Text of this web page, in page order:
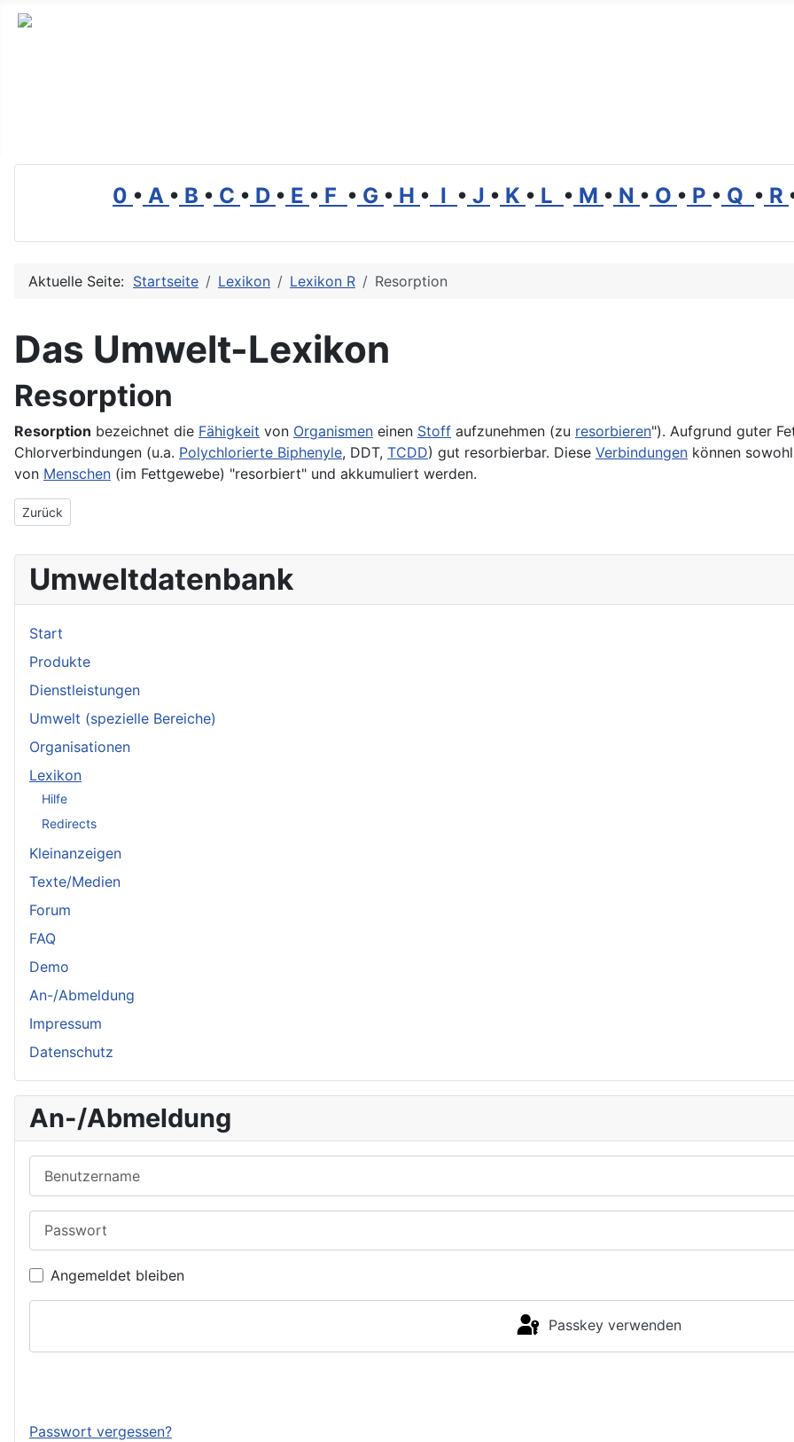
0 • A • B • C • D • E • F • G • H • I • J • K • L • M • N • O • P • Q • R
Aktuelle Seite: Startseite Lexikon Lexikon R Resorption
Das Umwelt-Lexikon
Resorption
Resorption bezeichnet die Fähigkeit von Organismen einen Stoff aufzunehmen (zu resorbieren"). Aufgrund guter
Chlorverbindungen (u.a. Polychlorierte Biphenyle, DDT, TCDD) gut resorbierbar. Diese Verbindungen können
von Menschen (im Fettgewebe) "resorbiert" und akkumuliert werden.
Vorheriger Beitrag: Resorbieren
Zurück
Umweltdatenbank
Start
Produkte
Dienstleistungen
Umwelt (spezielle Bereiche)
Organisationen
Lexikon
Hilfe
Redirects
Kleinanzeigen
Texte/Medien
Forum
FAQ
Demo
An-/Abmeldung
Impressum
Datenschutz
An-/Abmeldung
Angemeldet bleiben
Passkey verwenden
Passwort vergessen?